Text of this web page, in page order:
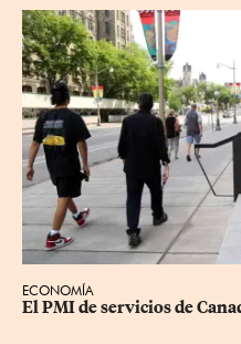
ECONOMÍA
El PMI de servicios de